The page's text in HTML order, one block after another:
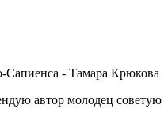
Сапиенса - Тамара Крюкова
автор молодец советую